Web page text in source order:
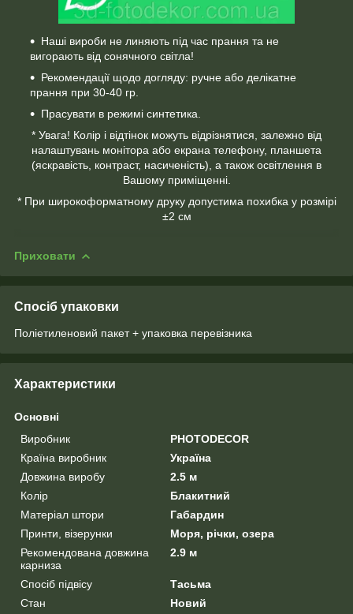
Наші вироби не линяють під час прання та не
вигорають від сонячного світла!
Рекомендації щодо догляду: ручне або делікатне
прання при 30-40 гр.
Прасувати в режимі синтетика.
* Увага! Колір і відтінок можуть відрізнятися, залежно від
налаштувань монітора або екрана телефону, планшета
(яскравість, контраст, насиченість), а також освітлення в
Вашому приміщенні.
* При широкоформатному друку допустима похибка у розмірі
±2 см
Приховати
Спосіб упаковки
Поліетиленовий пакет + упаковка перевізника
Характеристики
Основні
Виробник
PHOTODECOR
Країна виробник
Україна
Довжина виробу
2.5 м
Колір
Блакитний
Матеріал штори
Габардин
Принти, візерунки
Моря, річки, озера
Рекомендована довжина
карниза
2.9 м
Спосіб підвісу
Тасьма
Стан
Новий